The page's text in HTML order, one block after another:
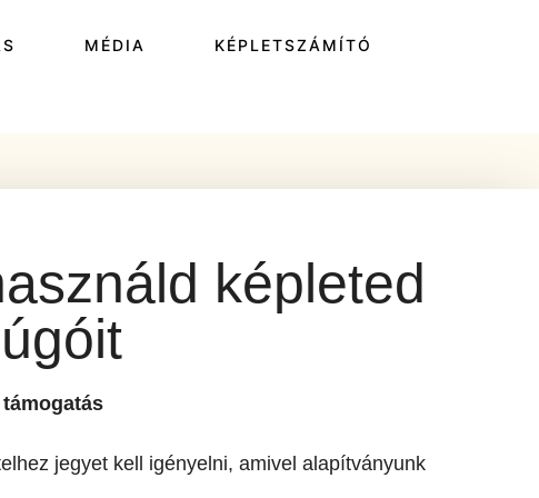
MÉDIA KÉPLETSZÁMÍTÓ
képleted
jegyet kell igényelni, amivel alapítványunk